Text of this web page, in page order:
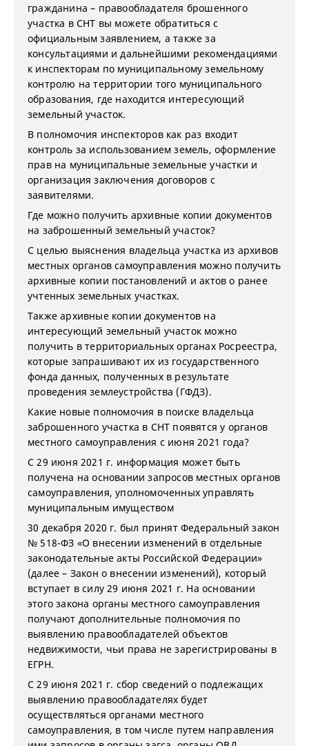
гражданина – правообладателя брошенного
участка в СНТ вы можете обратиться с
официальным заявлением, а также за
консультациями и дальнейшими рекомендациями
к инспекторам по муниципальному земельному
контролю на территории того муниципального
образования, где находится интересующий
земельный участок.
В полномочия инспекторов как раз входит
контроль за использованием земель, оформление
прав на муниципальные земельные участки и
организация заключения договоров с
заявителями.
Где можно получить архивные копии документов
на заброшенный земельный участок?
С целью выяснения владельца участка из архивов
местных органов самоуправления можно получить
архивные копии постановлений и актов о ранее
учтенных земельных участках.
Также архивные копии документов на
интересующий земельный участок можно
получить в территориальных органах Росреестра,
которые запрашивают их из государственного
фонда данных, полученных в результате
проведения землеустройства (ГФДЗ).
Какие новые полномочия в поиске владельца
заброшенного участка в СНТ появятся у органов
местного самоуправления с июня 2021 года?
С 29 июня 2021 г. информация может быть
получена на основании запросов местных органов
самоуправления, уполномоченных управлять
муниципальным имуществом
30 декабря 2020 г. был принят Федеральный закон
№ 518-ФЗ «О внесении изменений в отдельные
законодательные акты Российской Федерации»
(далее – Закон о внесении изменений), который
вступает в силу 29 июня 2021 г. На основании
этого закона органы местного самоуправления
получают дополнительные полномочия по
выявлению правообладателей объектов
недвижимости, чьи права не зарегистрированы в
ЕГРН.
С 29 июня 2021 г. сбор сведений о подлежащих
выявлению правообладателях будет
осуществляться органами местного
самоуправления, в том числе путем направления